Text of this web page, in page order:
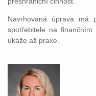
Navrhovaná úprava má
spotřebitele na
ukáže až praxe.